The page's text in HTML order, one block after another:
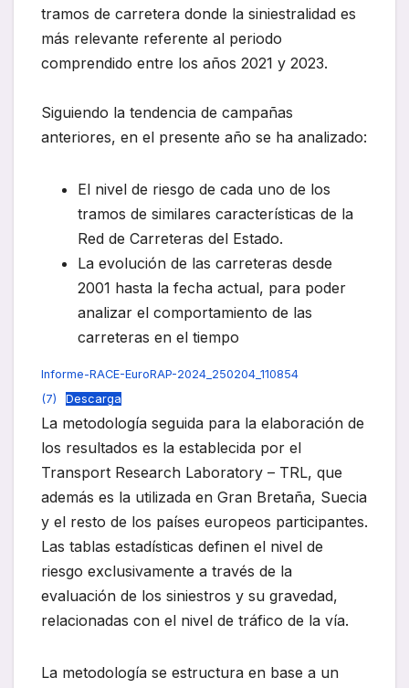
tramos de carretera donde la siniestralidad es
más relevante referente al periodo
comprendido entre los años 2021 y 2023.
Siguiendo la tendencia de campañas
anteriores, en el presente año se ha analizado:
El nivel de riesgo de cada uno de los
tramos de similares características de la
Red de Carreteras del Estado.
La evolución de las carreteras desde
2001 hasta la fecha actual, para poder
analizar el comportamiento de las
carreteras en el tiempo
Informe-RACE-EuroRAP-2024_250204_110854
(7)
Descarga
La metodología seguida para la elaboración de
los resultados es la establecida por el
Transport Research Laboratory – TRL, que
además es la utilizada en Gran Bretaña, Suecia
y el resto de los países europeos participantes.
Las tablas estadísticas definen el nivel de
riesgo exclusivamente a través de la
evaluación de los siniestros y su gravedad,
relacionadas con el nivel de tráfico de la vía.
La metodología se estructura en base a un